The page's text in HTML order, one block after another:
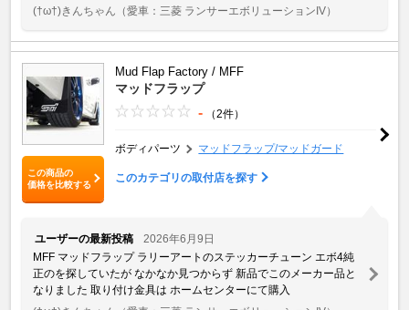
(†ω†)きんちゃん （愛車：三菱 ランサーエボリューションIV）
この商品の
価格を比較する
Mud Flap Factory / MFF
マッドフラップ
- （2件）
ボディパーツ マッドフラップ/マッドガード
このカテゴリの取付店を探す
ユーザーの最新投稿
2026年6月9日
MFF マッドフラップ ラリーアートのステッカーチューン エボ4純
正のを探していたが なかなか見つからず 新品でこのメーカー品と
なりました 取り付け金具は ホームセンターにて購入